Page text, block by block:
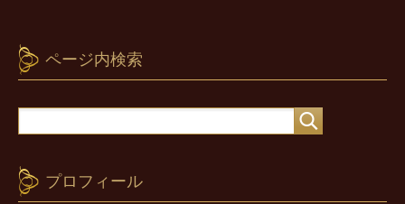
ページ内検索
プロフィール